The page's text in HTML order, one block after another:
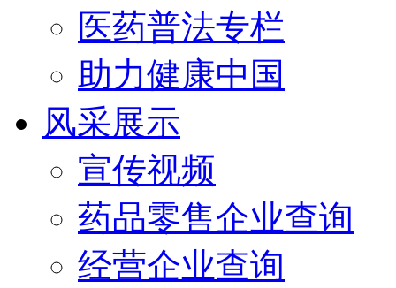
医药普法专栏
助力健康中国
风采展示
宣传视频
药品零售企业查询
经营企业查询